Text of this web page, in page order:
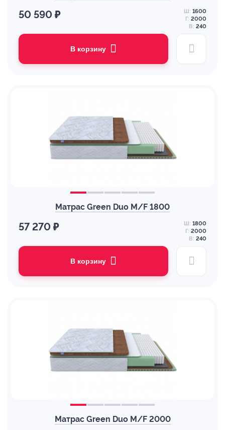
50 590 ₽ Ш: 1600
Г: 2000
В: 240
В корзину
Матрас Green Duo M/F 1800
57 270 ₽ Ш: 1800
Г: 2000
В: 240
В корзину
Матрас Green Duo M/F 2000